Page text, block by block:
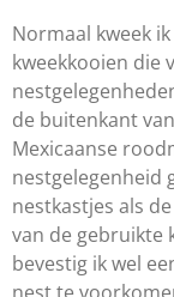
Normaal kweek
kweekkooien die
de buitenkant
Mexicaanse
nestgelegenheid
nestkastjes als
van de gebruikte
bevestig ik wel
nest te